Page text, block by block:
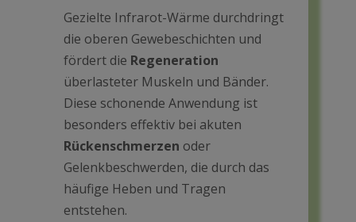
Gezielte Infrarot-Wärme durchdringt
die oberen Gewebeschichten und
fördert die Regeneration
überlasteter Muskeln und Bänder.
Diese schonende Anwendung ist
besonders effektiv bei akuten
Rückenschmerzen oder
Gelenkbeschwerden, die durch das
häufige Heben und Tragen
entstehen.